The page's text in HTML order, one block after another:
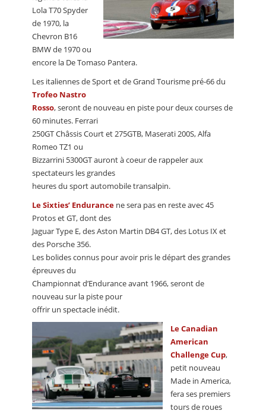
Lola T70 Spyder
de 1970, la
Chevron B16
BMW de 1970 ou
encore la De Tomaso Pantera.
Les italiennes de Sport et de Grand Tourisme pré-66 du
Trofeo Nastro
Rosso, seront de nouveau en piste pour deux courses de
60 minutes. Ferrari
250GT Châssis Court et 275GTB, Maserati 200S, Alfa
Romeo TZ1 ou
Bizzarrini 5300GT auront à coeur de rappeler aux
spectateurs les grandes
heures du sport automobile transalpin.
Le Sixties’ Endurance ne sera pas en reste avec 45
Protos et GT, dont des
Jaguar Type E, des Aston Martin DB4 GT, des Lotus IX et
des Porsche 356.
Les bolides connus pour avoir pris le départ des grandes
épreuves du
Championnat d’Endurance avant 1966, seront de
nouveau sur la piste pour
offrir un spectacle inédit.
Le Canadian
American
Challenge Cup,
petit nouveau
Made in America,
fera ses premiers
tours de roues